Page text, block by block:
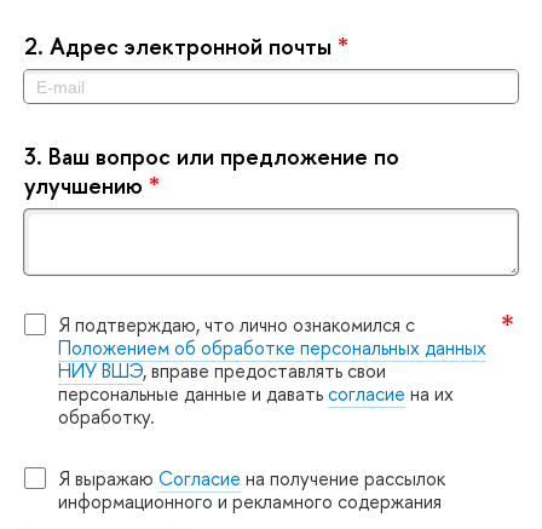
2. Адрес электронной почты *
3. аш вопрос или предложение по
улучшению *
Я подтверждаю, что лично ознакомился с
Положением об обработке персональных данных
НИУ ВШЭ, вправе предоставлять свои
персональные данные и даватьсогласие на их
обработку.
Я выражаю Согласие на получение рассылок
информационного и рекламного содержания